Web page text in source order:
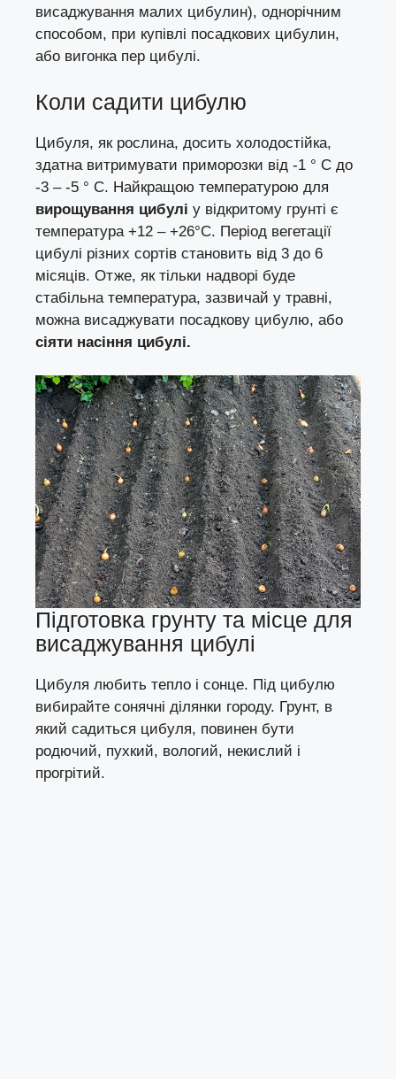
висаджування малих цибулин), однорічним
способом, при купівлі посадкових цибулин,
або вигонка пер цибулі.
Коли садити цибулю
Цибуля, як рослина, досить холодостійка,
здатна витримувати приморозки від -1 ° С до
-3 – -5 ° С. Найкращою температурою для
вирощування цибулі у відкритому грунті є
температура +12 – +26°С. Період вегетації
цибулі різних сортів становить від 3 до 6
місяців. Отже, як тільки надворі буде
стабільна температура, зазвичай у травні,
можна висаджувати посадкову цибулю, або
сіяти насіння цибулі.
Підготовка грунту та місце для
висаджування цибулі
Цибуля любить тепло і сонце. Під цибулю
вибирайте сонячні ділянки городу. Грунт, в
який садиться цибуля, повинен бути
родючий, пухкий, вологий, некислий і
прогрітий.